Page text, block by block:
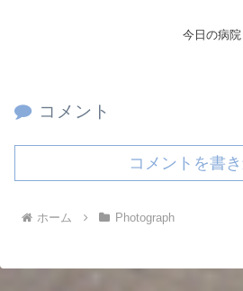
今日の病院
コメント
コメントを書
ホーム Photograph